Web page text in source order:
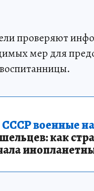
проверяют
мер для
военные
как